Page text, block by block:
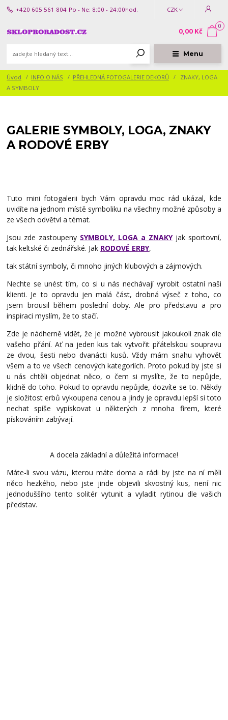
Menu
CZK
+420 605 561 804 Po - Ne: 8:00 - 24:00hod.
0
0,00 Kč
Úvod INFO O NÁS PŘEHLEDNÁ FOTOGALERIE DEKORŮ
ZNAKY, LOGA
A SYMBOLY
GALERIE SYMBOLY, LOGA, ZNAKY
A RODOVÉ ERBY
Tuto mini fotogalerii bych Vám opravdu moc rád ukázal, kde
uvidíte na jednom místě symboliku na všechny možné způsoby a
ze všech odvětví a témat.
Jsou zde zastoupeny SYMBOLY, LOGA a ZNAKYjak sportovní,
tak keltské či zednářské. Jak RODOVÉ ERBY,
tak státní symboly, či mnoho jiných klubových a zájmových.
Nechte se unést tím, co si u nás nechávají vyrobit ostatní naši
klienti. Je to opravdu jen malá část, drobná výseč z toho, co
jsem brousil během poslední doby. Ale pro představu a pro
inspiraci myslím, že to stačí.
Zde je nádherně vidět, že je možné vybrousit jakoukoli znak dle
vašeho přání. Ať na jeden kus tak vytvořit přátelskou soupravu
ze dvou, šesti nebo dvanácti kusů. Vždy mám snahu vyhovět
všem a to ve všech cenových kategoriích. Proto pokud by jste si
u nás chtěli objednat něco, o čem si myslíte, že to nepůjde,
klidně do toho. Pokud to opravdu nepůjde, dozvíte se to. Někdy
je složitost erbů vykoupena cenou a jindy je opravdu lepší si toto
nechat spíše vypískovat u některých z mnoha firem, které
pískováním zabývají.
A docela základní a důležitá informace!
Máte-li svou vázu, kterou máte doma a rádi by jste na ní měli
něco hezkého, nebo jste jinde objevili skvostný kus, není nic
jednoduššího tento solitér vytunit a vyladit rytinou dle vašich
představ.